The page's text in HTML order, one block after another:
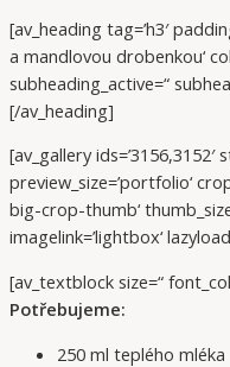
[av_heading tag=’h3′
a mandlovou drobenkou‘
subheading_active=“
[/av_heading]
[av_gallery ids=’3156,3152′
preview_size=’portfolio‘
big-crop-thumb‘
imagelink=’lightbox‘
[av_textblock size=“
Potřebujeme:
250 ml teplého mléka